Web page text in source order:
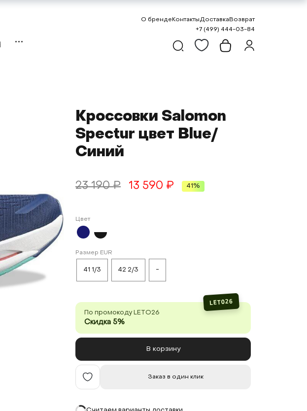
О бренде КонтактыДоставка Возврат
+7 (499) 444-03-84
Кроссовки Salomon
Spectur цвет Blue/
Синий
23 190 ₽ 13 590 ₽ 41%
Цвет
Размер EUR
41 1/3 42 2/3 -
LETO26
По промокоду LETO26
Скидка 5%
В корзину
Заказ в один клик